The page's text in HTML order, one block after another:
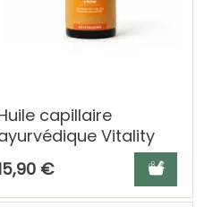
panier
capillaire
Vitality
€ Ajouter